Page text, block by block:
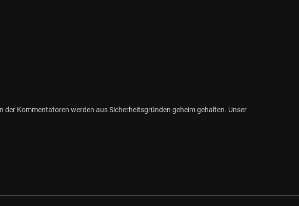
Kommentatoren werden aus Sicherheitsgründen geheim gehalten. Unser